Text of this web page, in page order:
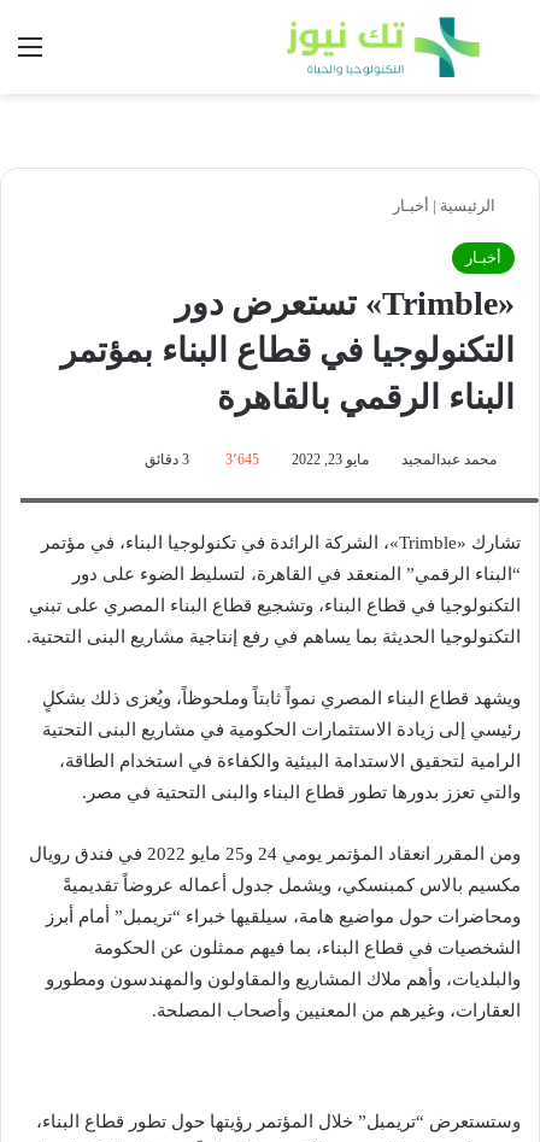
بحث عن
الرئيسية | أخبـار
أخبـار
«Trimble» تستعرض دور
التكنولوجيا في قطاع البناء بمؤتمر
البناء الرقمي بالقاهرة
محمد عبدالمجيد مايو 23, 2022 3٬645
تشارك «Trimble»، الشركة الرائدة في تكنولوجيا البناء، في مؤتمر
“البناء الرقمي” المنعقد في القاهرة، لتسليط الضوء على دور
التكنولوجيا في قطاع البناء، وتشجيع قطاع البناء المصري على تبني
التكنولوجيا الحديثة بما يساهم في رفع إنتاجية مشاريع البنى التحتية.
ويشهد قطاع البناء المصري نمواً ثابتاً وملحوظاً، ويُعزى ذلك بشكلٍ
رئيسي إلى زيادة الاستثمارات الحكومية في مشاريع البنى التحتية
الرامية لتحقيق الاستدامة البيئية والكفاءة في استخدام الطاقة،
والتي تعزز بدورها تطور قطاع البناء والبنى التحتية في مصر.
ومن المقرر انعقاد المؤتمر يومي 24 و25 مايو 2022 في فندق رويال
مكسيم بالاس كمبنسكي، ويشمل جدول أعماله عروضاً تقديميةً
ومحاضرات حول مواضيع هامة، سيلقيها خبراء “تريمبل” أمام أبرز
الشخصيات في قطاع البناء، بما فيهم ممثلون عن الحكومة
والبلديات، وأهم ملاك المشاريع والمقاولون والمهندسون ومطورو
العقارات، وغيرهم من المعنيين وأصحاب المصلحة.
وستستعرض “تريمبل” خلال المؤتمر رؤيتها حول تطور قطاع البناء،